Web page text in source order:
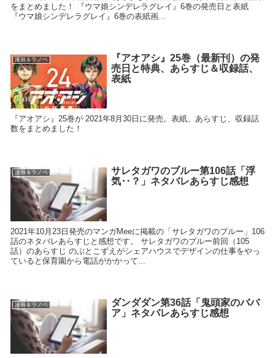
をまとめました！ 『ウマ娘シンデレラグレイ』6巻の発売日と表紙
『ウマ娘シンデレラグレイ』6巻の表紙画...
漫画＆ラノベ
『アオアシ』25巻（最新刊）の発
売日と特典、あらすじ＆収録話、
表紙
『アオアシ』25巻が 2021年8月30日に発売。表紙、あらすじ、収録話
数をまとめました！
漫画＆ラノベ
サレタガワのブルー第106話「浮
気‥？」ネタバレあらすじ感想
2021年10月23日発売のマンガMeeに掲載の「サレタガワのブルー」106
話のネタバレあらすじと感想です。 サレタガワのブルー前回（105
話）のあらすじ のぶとこずえがシェアハウスでデザインの仕事をやっ
ていると保育園から電話がかかって...
漫画＆ラノベ
ダンダダン第36話「鬼頭家のババ
ア」ネタバレあらすじ感想